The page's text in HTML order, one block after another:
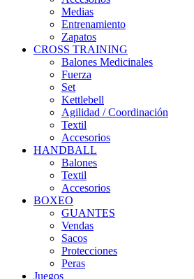
Medias
Entrenamiento
Zapatos
CROSS TRAINING
Balones Medicinales
Fuerza
Set
Kettlebell
Agilidad / Coordinación
Textil
Accesorios
HANDBALL
Balones
Textil
Accesorios
BOXEO
GUANTES
Vendas
Sacos
Protecciones
Peras
Juegos